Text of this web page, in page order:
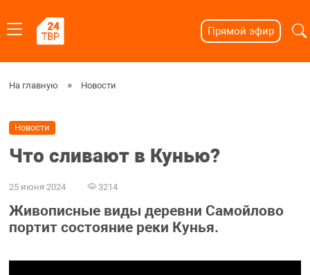
Прямой эфир
На главную Новости
Новости
Что сливают в Кунью?
25 июня 2024 3214
Живописные виды деревни Самойлово
портит состояние реки Кунья.